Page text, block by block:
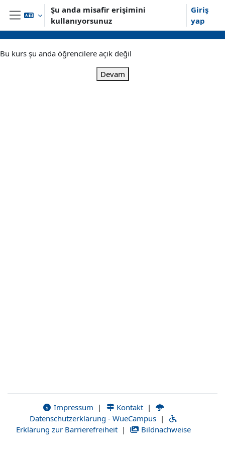
Ana içeriğe git
Yan panel
Şu anda misafir erişimini
kullanıyorsunuz
Giriş
yap
Bu kurs şu anda öğrencilere açık değil
Devam
Impressum | Kontakt |
Datenschutzerklärung - WueCampus |
Erklärung zur Barrierefreiheit | Bildnachweise